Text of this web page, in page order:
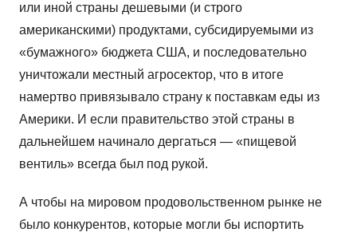
или иной страны дешевыми (и строго
американскими) продуктами, субсидируемыми из
«бумажного» бюджета США, и последовательно
уничтожали местный агросектор, что в итоге
намертво привязывало страну к поставкам еды из
Америки. И если правительство этой страны в
дальнейшем начинало дергаться — «пищевой
вентиль» всегда был под рукой.
А чтобы на мировом продовольственном рынке не
было конкурентов, которые могли бы испортить